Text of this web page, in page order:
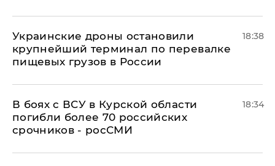
Украинские дроны остановили
крупнейший терминал по перевалке
пищевых грузов в России
18:38
В боях с ВСУ в Курской области
погибли более 70 российских
срочников - росСМИ
18:34